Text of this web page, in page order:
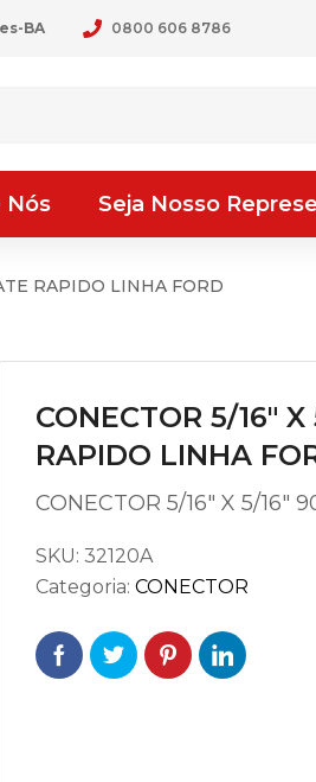
BA 0800 606 8786
Nós Seja Nosso
RAPIDO LINHA FORD
CONECTOR 5/16″
RAPIDO LINHA
CONECTOR 5/16″ X 5/16″
SKU: 32120A
Categoria: CONECTOR